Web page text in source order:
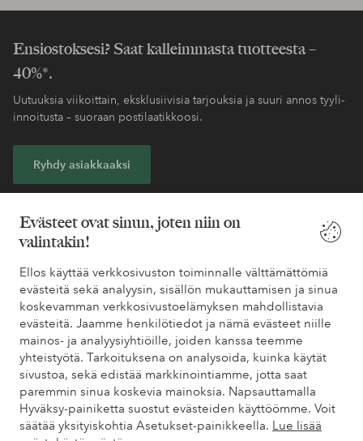
Evästeet ovat sinun, joten niin on
valintakin!
Ellos käyttää verkkosivuston toiminnalle välttämättömiä
evästeitä sekä analyysin, sisällön mukauttamisen ja sinua
koskevamman verkkosivustoelämyksen mahdollistavia
evästeitä. Jaamme henkilötiedot ja nämä evästeet niille
mainos- ja analyysiyhtiöille, joiden kanssa teemme
yhteistyötä. Tarkoituksena on analysoida, kuinka käytät
sivustoa, sekä edistää markkinointiamme, jotta saat
paremmin sinua koskevia mainoksia. Napsauttamalla
Hyväksy-painiketta suostut evästeiden käyttöömme. Voit
säätää yksityiskohtia Asetukset-painikkeella. Lue lisää
Ensiostoksesi? Saat kalleimmasta tuotteesta –
40%*.
Uutuuksia viikoittain, eksklusiivisia tarjouksia ja suuri annos tyyli-
innoitusta – suoraan postilaatikkoosi.
Ryhdy asiakkaaksi
Löydät vastaukset useimmin kysyttyihin kysymyksiin usein
kysytyistä kysymyksistä. Löydät myös tietoa siitä, miten voit ottaa
meihin yhteyttä.
Asiakaspalvelu Tilaukset Maksutavat
Omat sivut